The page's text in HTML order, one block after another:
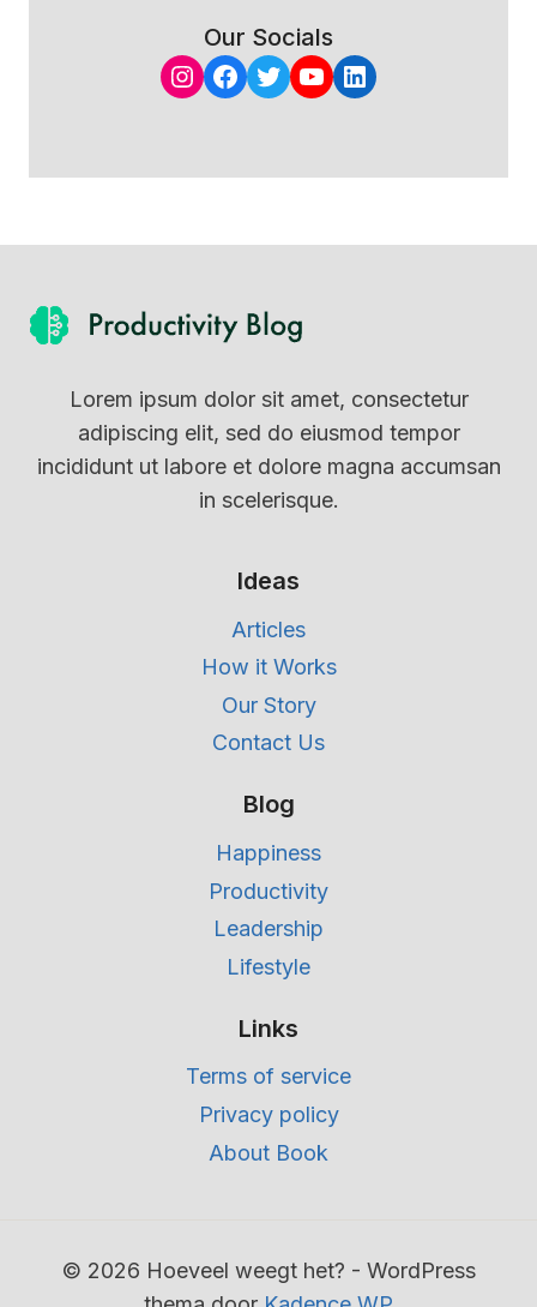
Our Socials
Instagram
Facebook
Twitter
YouTube
LinkedIn
Lorem ipsum dolor sit amet, consectetur
adipiscing elit, sed do eiusmod tempor
incididunt ut labore et dolore magna accumsan
in scelerisque.
Ideas
Articles
How it Works
Our Story
Contact Us
Blog
Happiness
Productivity
Leadership
Lifestyle
Links
Terms of service
Privacy policy
About Book
© 2026 Hoeveel weegt het? - WordPress